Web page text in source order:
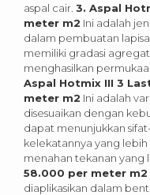
aspal cair. 3. Aspal
meter m2 Ini adalah
dalam pembuatan
memiliki gradasi
menghasilkan
Aspal Hotmix III 3
meter m2 Ini adalah
disesuaikan dengan
dapat menunjukkan
kelekatannya yang
menahan tekanan yang
58.000 per meter m2
diaplikasikan dalam